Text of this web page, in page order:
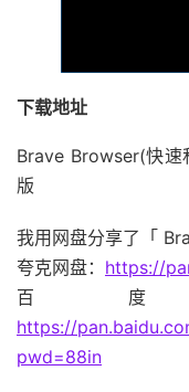
下载地址
Brave Browser(快速
版
我用网盘分享了「
夸克网盘： https://
百
https://
pwd=88in